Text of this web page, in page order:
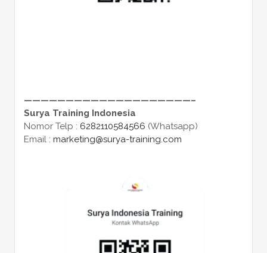
————————————————————–
Surya Training Indonesia
Nomor Telp : 6282110584566 (Whatsapp)
Email : marketing@surya-training.com